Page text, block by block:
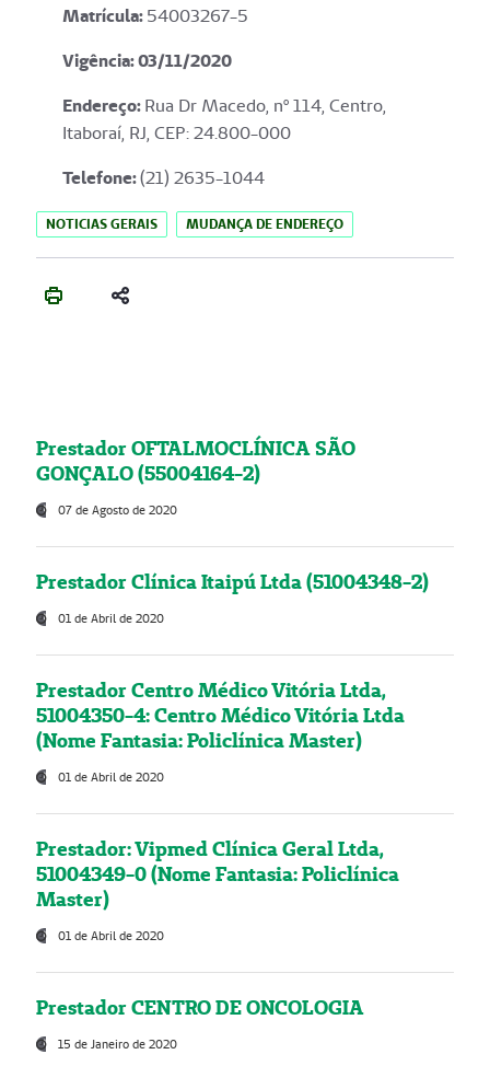
Matrícula:54003267-5
Vigência: 03/11/2020
Endereço:Rua Dr Macedo, nº 114, Centro,
Itaboraí, RJ, CEP: 24.800-000
Telefone:(21) 2635-1044
NOTICIAS GERAIS MUDANÇA DE ENDEREÇO
Prestador OFTALMOCLÍNICA SÃO
GONÇALO (55004164-2)
07 de Agosto de 2020
Prestador Clínica Itaipú Ltda (51004348-2)
01 de Abril de 2020
Prestador Centro Médico Vitória Ltda,
51004350-4: Centro Médico Vitória Ltda
(Nome Fantasia: Policlínica Master)
01 de Abril de 2020
Prestador: Vipmed Clínica Geral Ltda,
51004349-0 (Nome Fantasia: Policlínica
Master)
01 de Abril de 2020
Prestador CENTRO DE ONCOLOGIA
15 de Janeiro de 2020